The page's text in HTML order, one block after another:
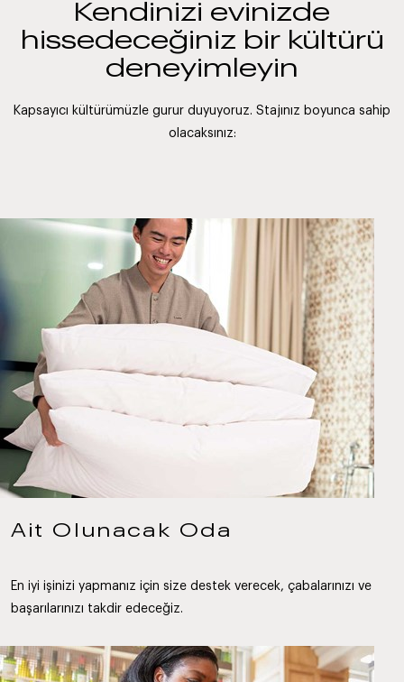
Kendinizi evinizde
hissedeceğiniz bir kültürü
deneyimleyin
Kapsayıcı kültürümüzle gurur duyuyoruz. Stajınız boyunca sahip
olacaksınız:
Ait Olunacak Oda
En iyi işinizi yapmanız için size destek verecek, çabalarınızı ve
başarılarınızı takdir edeceğiz.